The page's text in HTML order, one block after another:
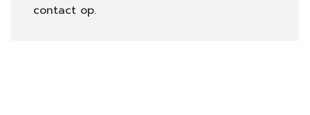
contact op.